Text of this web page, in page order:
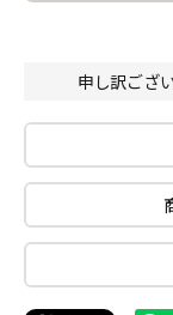
申し訳ござ